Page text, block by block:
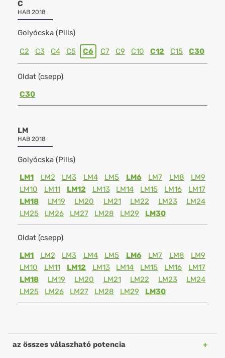
C
HAB 2018
Golyócska (Pills)
C2 C3 C4 C5 C6 C7 C9 C10 C12 C15 C30
Oldat (csepp)
C30
LM
HAB 2018
Golyócska (Pills)
LM1
LM2 LM3 LM4 LM5 LM6 LM7 LM8
LM9
LM10
LM11 LM12 LM13 LM14 LM15 LM16
LM17
LM18
LM19 LM20 LM21 LM22 LM23
LM24
LM25
LM26 LM27 LM28 LM29 LM30
Oldat (csepp)
LM1
LM2 LM3 LM4 LM5 LM6 LM7 LM8
LM9
LM10
LM11 LM12 LM13 LM14 LM15 LM16
LM17
LM18
LM19 LM20 LM21 LM22 LM23
LM24
LM25
LM26 LM27 LM28 LM29 LM30
az összes válaszható potencia